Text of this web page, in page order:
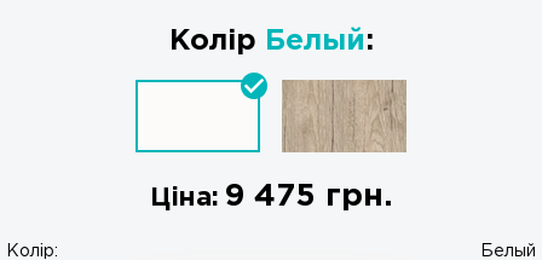
Колір Белый:
Ціна: 9 475 грн.
Колір: Белый